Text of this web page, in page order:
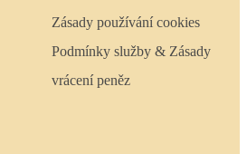
Zásady používání cookies
Podmínky služby & Zásady
vrácení peněz